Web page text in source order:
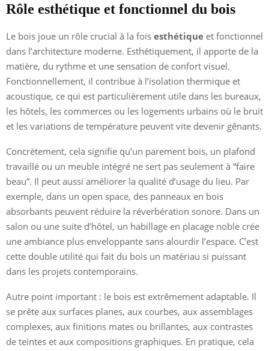
Rôle esthétique et fonctionnel du bois
Le bois joue un rôle crucial à la fois esthétique et fonctionnel
dans l’architecture moderne. Esthétiquement, il apporte de la
matière, du rythme et une sensation de confort visuel.
Fonctionnellement, il contribue à l’isolation thermique et
acoustique, ce qui est particulièrement utile dans les bureaux,
les hôtels, les commerces ou les logements urbains où le bruit
et les variations de température peuvent vite devenir gênants.
Concrètement, cela signifie qu’un parement bois, un plafond
travaillé ou un meuble intégré ne sert pas seulement à “faire
beau”. Il peut aussi améliorer la qualité d’usage du lieu. Par
exemple, dans un open space, des panneaux en bois
absorbants peuvent réduire la réverbération sonore. Dans un
salon ou une suite d’hôtel, un habillage en placage noble crée
une ambiance plus enveloppante sans alourdir l’espace. C’est
cette double utilité qui fait du bois un matériau si puissant
dans les projets contemporains.
Autre point important : le bois est extrêmement adaptable. Il
se prête aux surfaces planes, aux courbes, aux assemblages
complexes, aux finitions mates ou brillantes, aux contrastes
de teintes et aux compositions graphiques. En pratique, cela